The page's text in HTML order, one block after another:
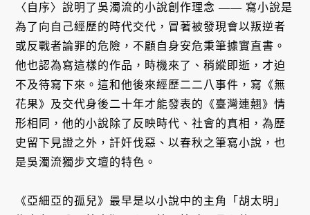
〈自序〉說明了吳濁流的小說創作理念 —— 寫小說是
為了向自己經歷的時代交代，冒著被發現會以叛逆者
或反戰者論罪的危險，不顧自身安危秉筆據實直書。
他也認為寫這樣的作品，時機來了、稍縱即逝，才迫
不及待寫下來。這和他後來經歷二二八事件，寫《無
花果》及交代身後二十年才能發表的《臺灣連翹》情
形相同，他的小說除了反映時代、社會的真相，為歷
史留下見證之外，訐奸伐惡、以春秋之筆寫小說，也
是吳濁流獨步文壇的特色。
《亞細亞的孤兒》最早是以小說中的主角「胡太明」